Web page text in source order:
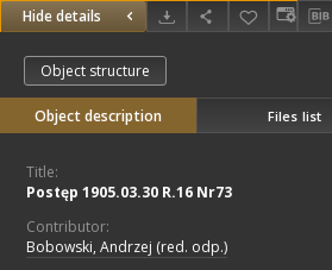
Hide details
Object structure
Object description Files list
Title:
Postęp 1905.03.30 R.16 Nr73
Contributor:
Bobowski, Andrzej (red. odp.)